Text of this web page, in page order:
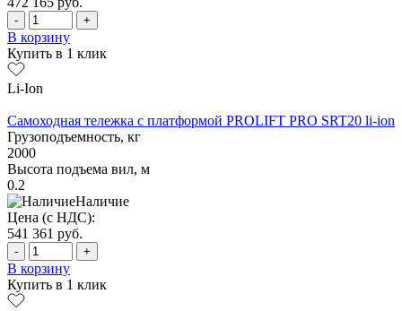
- +
В корзину
Купить в 1 клик
Li-Ion
Самоходная тележка с платформой PROLIFT PRO SRT20 li-ion
Грузоподъемность, кг
2000
Высота подъема вил, м
0.2
Наличие
Цена (с НДС):
541 361 руб.
- +
В корзину
Купить в 1 клик